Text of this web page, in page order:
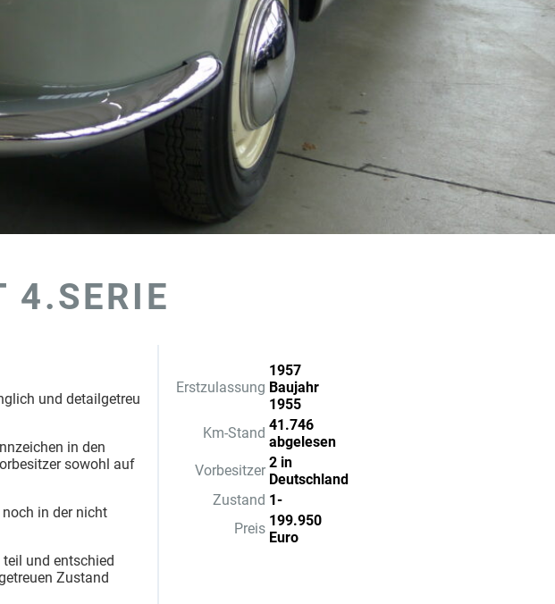
4.SERIE
und detailgetreu
in den
sowohl auf
in der nicht
und entschied
Zustand
Erstzulassung
1957
Baujahr
1955
Km-Stand 41.746
abgelesen
Vorbesitzer 2 in
Deutschland
Zustand 1-
Preis 199.950
Euro